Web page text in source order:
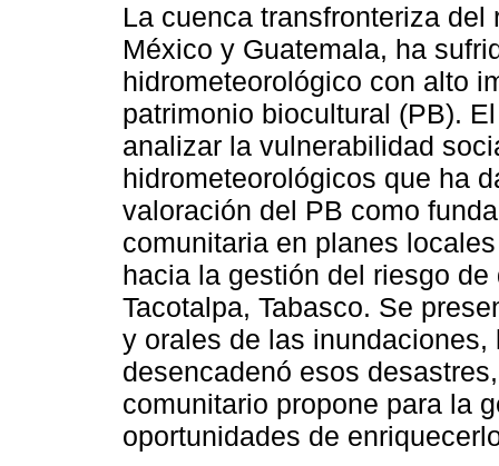
La cuenca transfronteriza
México y Guatemala, ha
hidrometeorológico con alto
patrimonio biocultural (PB).
analizar la vulnerabilidad
hidrometeorológicos que ha
valoración del PB como
comunitaria en planes
hacia la gestión del riesgo
Tacotalpa, Tabasco. Se
y orales de las
desencadenó esos
comunitario propone para la
oportunidades de